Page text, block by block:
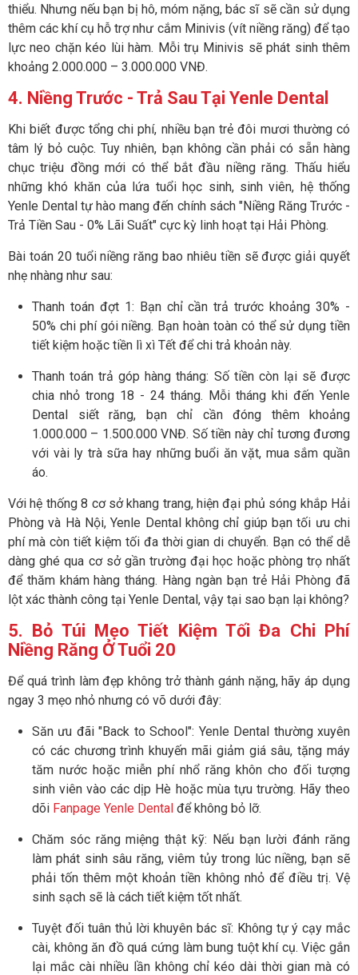
thiểu. Nhưng nếu bạn bị hô, móm nặng, bác sĩ sẽ cần sử dụng
thêm các khí cụ hỗ trợ như cắm Minivis (vít niềng răng) để tạo
lực neo chặn kéo lùi hàm. Mỗi trụ Minivis sẽ phát sinh thêm
khoảng 2.000.000 – 3.000.000 VNĐ.
4. Niềng Trước - Trả Sau Tại Yenle Dental
Khi biết được tổng chi phí, nhiều bạn trẻ đôi mươi thường có
tâm lý bỏ cuộc. Tuy nhiên, bạn không cần phải có sẵn hàng
chục triệu đồng mới có thể bắt đầu niềng răng. Thấu hiểu
những khó khăn của lứa tuổi học sinh, sinh viên, hệ thống
Yenle Dental tự hào mang đến chính sách "Niềng Răng Trước -
Trả Tiền Sau - 0% Lãi Suất" cực kỳ linh hoạt tại Hải Phòng.
Bài toán 20 tuổi niềng răng bao nhiêu tiền sẽ được giải quyết
nhẹ nhàng như sau:
Thanh toán đợt 1: Bạn chỉ cần trả trước khoảng 30% -
50% chi phí gói niềng. Bạn hoàn toàn có thể sử dụng tiền
tiết kiệm hoặc tiền lì xì Tết để chi trả khoản này.
Thanh toán trả góp hàng tháng: Số tiền còn lại sẽ được
chia nhỏ trong 18 - 24 tháng. Mỗi tháng khi đến Yenle
Dental siết răng, bạn chỉ cần đóng thêm khoảng
1.000.000 – 1.500.000 VNĐ. Số tiền này chỉ tương đương
với vài ly trà sữa hay những buổi ăn vặt, mua sắm quần
áo.
Với hệ thống 8 cơ sở khang trang, hiện đại phủ sóng khắp Hải
Phòng và Hà Nội, Yenle Dental không chỉ giúp bạn tối ưu chi
phí mà còn tiết kiệm tối đa thời gian di chuyển. Bạn có thể dễ
dàng ghé qua cơ sở gần trường đại học hoặc phòng trọ nhất
để thăm khám hàng tháng. Hàng ngàn bạn trẻ Hải Phòng đã
lột xác thành công tại Yenle Dental, vậy tại sao bạn lại không?
5. Bỏ Túi Mẹo Tiết Kiệm Tối Đa Chi Phí
Niềng Răng Ở Tuổi 20
Để quá trình làm đẹp không trở thành gánh nặng, hãy áp dụng
ngay 3 mẹo nhỏ nhưng có võ dưới đây:
Săn ưu đãi "Back to School": Yenle Dental thường xuyên
có các chương trình khuyến mãi giảm giá sâu, tặng máy
tăm nước hoặc miễn phí nhổ răng khôn cho đối tượng
sinh viên vào các dịp Hè hoặc mùa tựu trường. Hãy theo
dõi Fanpage Yenle Dental để không bỏ lỡ.
Chăm sóc răng miệng thật kỹ: Nếu bạn lười đánh răng
làm phát sinh sâu răng, viêm tủy trong lúc niềng, bạn sẽ
phải tốn thêm một khoản tiền không nhỏ để điều trị. Vệ
sinh sạch sẽ là cách tiết kiệm tốt nhất.
Tuyệt đối tuân thủ lời khuyên bác sĩ: Không tự ý cạy mắc
cài, không ăn đồ quá cứng làm bung tuột khí cụ. Việc gắn
lại mắc cài nhiều lần không chỉ kéo dài thời gian mà có